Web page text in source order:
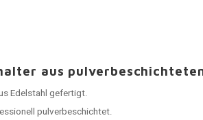
aus
Edelstahl gefertigt.
pulverbeschichtet.